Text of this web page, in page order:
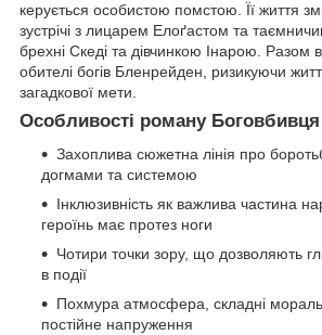
керується особистою помстою. Її життя
зустрічі з лицарем Елоґастом та
брехні Скеді та дівчинкою Інарою.
обителі богів Бленрейден, ризикуючи
загадкової мети.
Особливості роману Боговбивця
Захоплива сюжетна лінія про
догмами та системою
Інклюзивність як важлива частина
героїнь має протез ноги
Чотири точки зору, що дозволяють
в події
Похмура атмосфера, складні
постійне напруження